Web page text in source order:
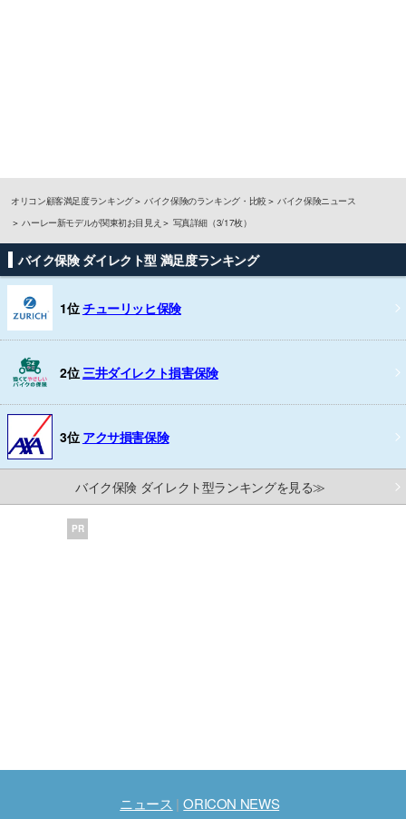
オリコン顧客満足度ランキング バイク保険のランキング・比較
バイク保険ニュース
ハーレー新モデルが関東初お目見え
写真詳細（3/17枚）
バイク保険 ダイレクト型 満足度ランキング
1位チューリッヒ保険
2位 三井ダイレクト損害保険
3位 アクサ損害保険
バイク保険 ダイレクト型ランキングを見る≫
PR
ニュース ORICON NEWS